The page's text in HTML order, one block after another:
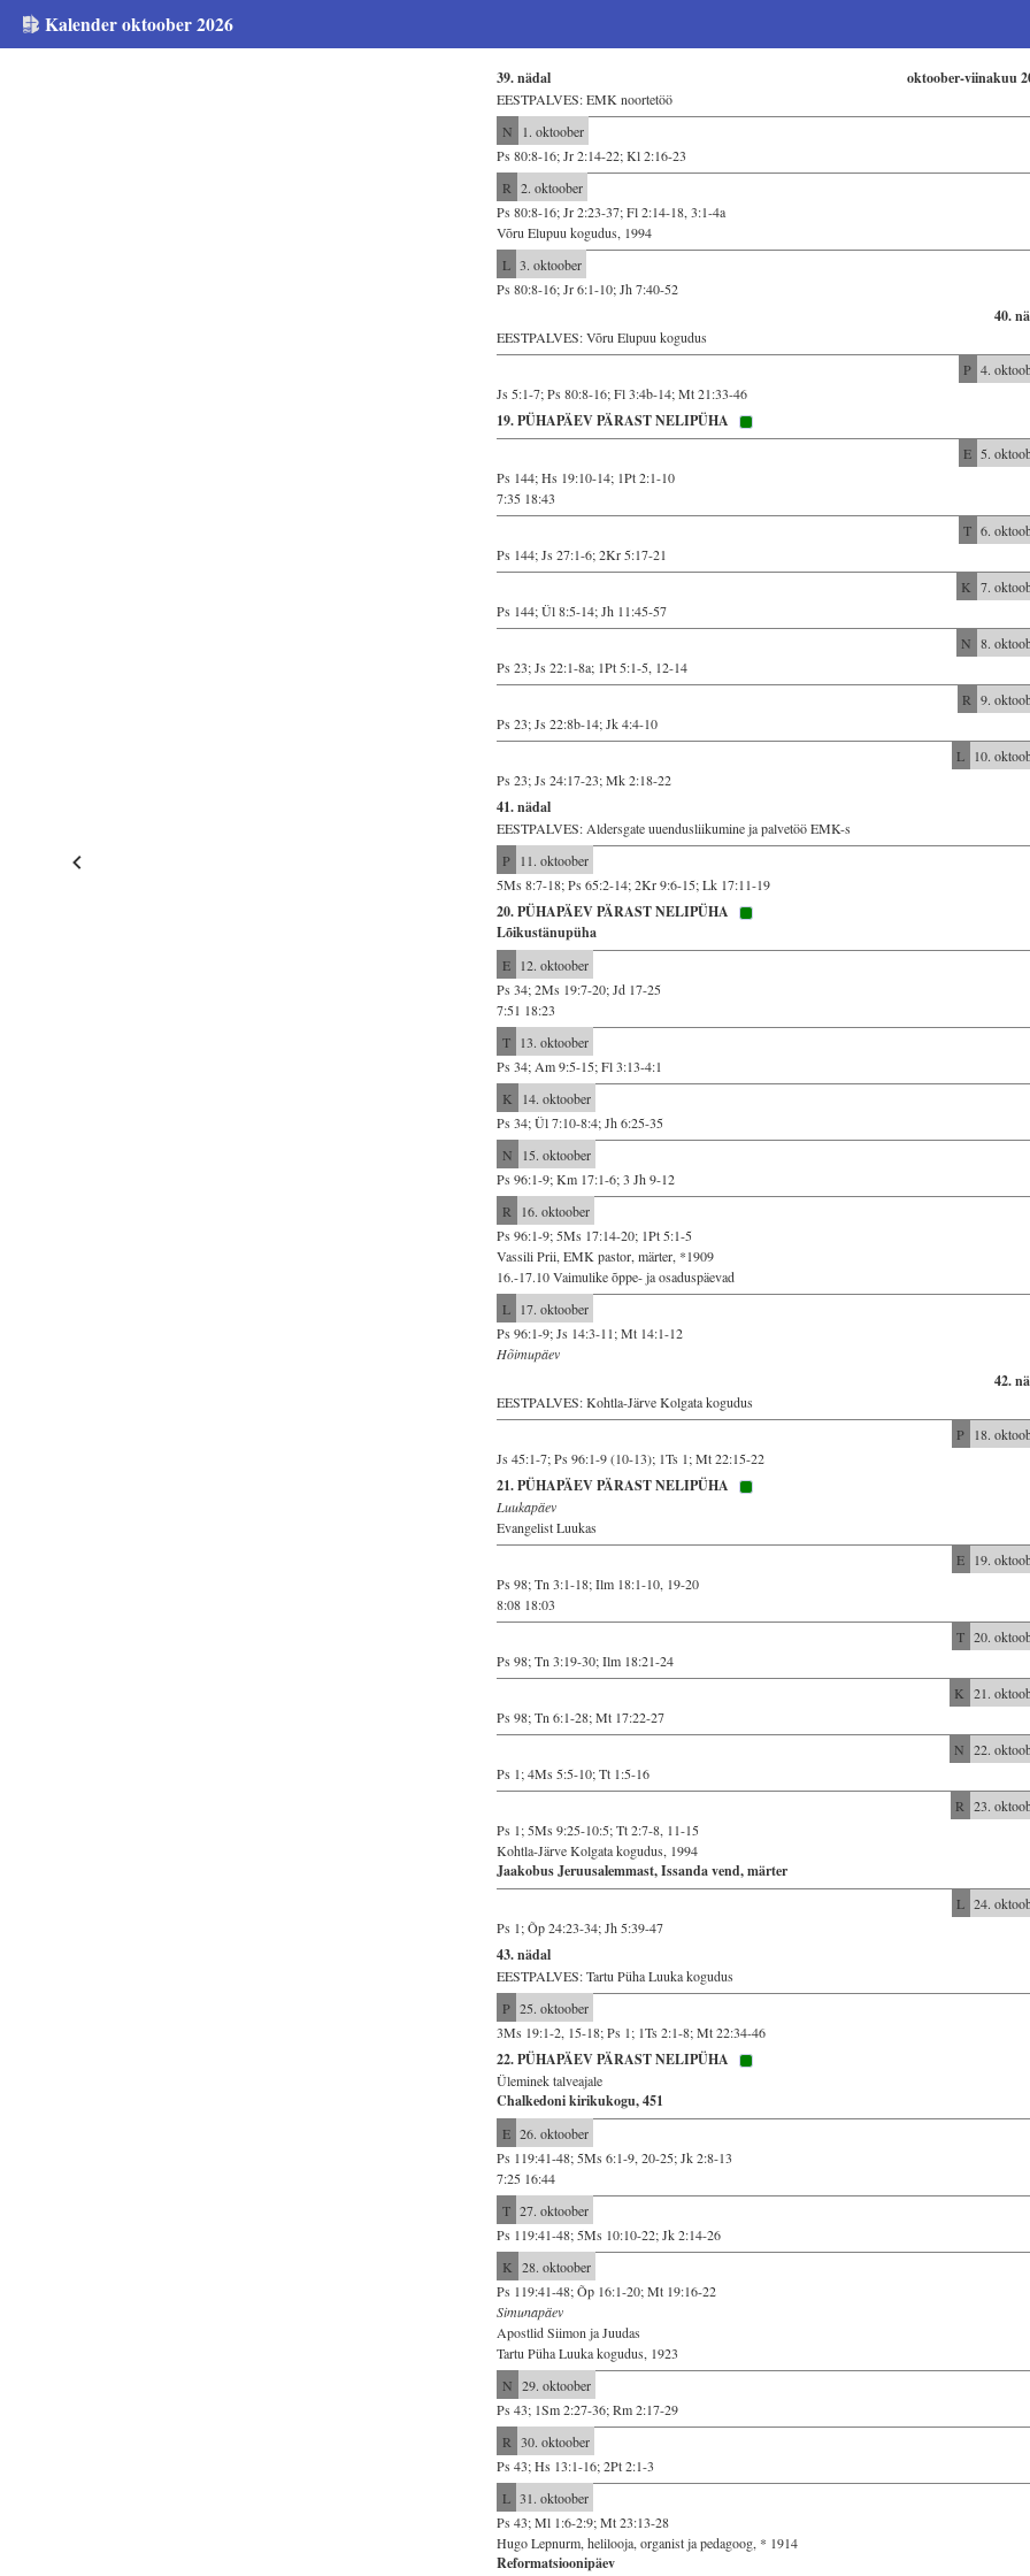
Kalender oktoober 2026
39. nädal oktoober-viinakuu
EESTPALVES: EMK noortetöö
N
1. oktoober
Ps 80:8-16; Jr 2:14-22; Kl 2:16-23
R 2. oktoober
Ps 80:8-16; Jr 2:23-37; Fl 2:14-18, 3:1-4a
Võru Elupuu kogudus, 1994
L 3. oktoober
Ps 80:8-16; Jr 6:1-10; Jh 7:40-52
40.
EESTPALVES: Võru Elupuu kogudus
P 4.
Js 5:1-7; Ps 80:8-16; Fl 3:4b-14; Mt 21:33-46
19. PÜHAPÄEV PÄRAST NELIPÜHA
E 5.
Ps 144; Hs 19:10-14; 1Pt 2:1-10
7:35 18:43
T 6.
Ps 144; Js 27:1-6; 2Kr 5:17-21
K 7.
Ps 144; Ül 8:5-14; Jh 11:45-57
N 8.
Ps 23; Js 22:1-8a; 1Pt 5:1-5, 12-14
R 9.
Ps 23; Js 22:8b-14; Jk 4:4-10
L
10.
Ps 23; Js 24:17-23; Mk 2:18-22
41. nädal
EESTPALVES: Aldersgate uuendusliikumine ja palvetöö EMK-s
P
11. oktoober
5Ms 8:7-18; Ps 65:2-14; 2Kr 9:6-15; Lk 17:11-19
20. PÜHAPÄEV PÄRAST NELIPÜHA
Lõikustänupüha
E
12. oktoober
Ps 34; 2Ms 19:7-20; Jd 17-25
7:51 18:23
T
13. oktoober
Ps 34; Am 9:5-15; Fl 3:13-4:1
K
14. oktoober
Ps 34; Ül 7:10-8:4; Jh 6:25-35
N
15. oktoober
Ps 96:1-9; Km 17:1-6; 3 Jh 9-12
R
16. oktoober
Ps 96:1-9; 5Ms 17:14-20; 1Pt 5:1-5
Vassili Prii, EMK pastor, märter, *1909
16.-17.10 Vaimulike õppe- ja osaduspäevad
L
17. oktoober
Ps 96:1-9; Js 14:3-11; Mt 14:1-12
Hõimupäev
42.
EESTPALVES: Kohtla-Järve Kolgata kogudus
P
18.
Js 45:1-7; Ps 96:1-9 (10-13); 1Ts 1; Mt 22:15-22
21. PÜHAPÄEV PÄRAST NELIPÜHA
Luukapäev
Evangelist Luukas
E
19.
Ps 98; Tn 3:1-18; Ilm 18:1-10, 19-20
8:08 18:03
T 20.
Ps 98; Tn 3:19-30; Ilm 18:21-24
K 21.
Ps 98; Tn 6:1-28; Mt 17:22-27
N 22.
Ps 1; 4Ms 5:5-10; Tt 1:5-16
R 23.
Ps 1; 5Ms 9:25-10:5; Tt 2:7-8, 11-15
Kohtla-Järve Kolgata kogudus, 1994
Jaakobus Jeruusalemmast, Issanda vend, märter
L 24.
Ps 1; Õp 24:23-34; Jh 5:39-47
43. nädal
EESTPALVES: Tartu Püha Luuka kogudus
P 25. oktoober
3Ms 19:1-2, 15-18; Ps 1; 1Ts 2:1-8; Mt 22:34-46
22. PÜHAPÄEV PÄRAST NELIPÜHA
Üleminek talveajale
Chalkedoni kirikukogu, 451
E 26. oktoober
Ps 119:41-48; 5Ms 6:1-9, 20-25; Jk 2:8-13
7:25 16:44
T 27. oktoober
Ps 119:41-48; 5Ms 10:10-22; Jk 2:14-26
K 28. oktoober
Ps 119:41-48; Õp 16:1-20; Mt 19:16-22
Simunapäev
Apostlid Siimon ja Juudas
Tartu Püha Luuka kogudus, 1923
N 29. oktoober
Ps 43; 1Sm 2:27-36; Rm 2:17-29
R 30. oktoober
Ps 43; Hs 13:1-16; 2Pt 2:1-3
L 31. oktoober
Ps 43; Ml 1:6-2:9; Mt 23:13-28
Hugo Lepnurm, helilooja, organist ja pedagoog, * 1914
Reformatsioonipäev